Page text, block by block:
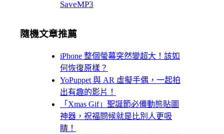
SaveMP3
隨機文章推薦
iPhone 整個螢幕突然變超大！該如
何恢復原樣？
YoPuppet 與 AR 虛擬手偶，一起拍
出有趣的影片！
「Xmas Gif」聖誕節必備動態貼圖
神器，祝福問候就是比別人更吸
睛！